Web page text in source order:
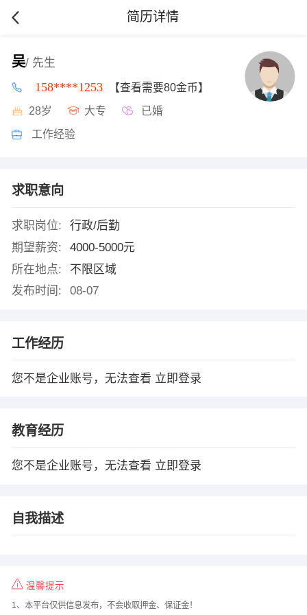
简历详情
吴/ 先生
158****1253 【查看需要80金币】
28岁 大专 已婚
工作经验
求职意向
求职岗位:
行政/后勤
期望薪资:
4000-5000元
所在地点:
不限区域
发布时间:
08-07
工作经历
您不是企业账号，无法查看 立即登录
教育经历
您不是企业账号，无法查看 立即登录
自我描述
温馨提示
1、本平台仅供信息发布，不会收取押金、保证金！